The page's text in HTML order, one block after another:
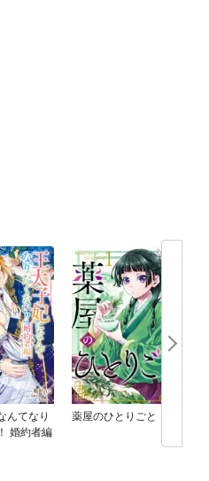
んてなり
婚約者編
薬屋のひとりごと